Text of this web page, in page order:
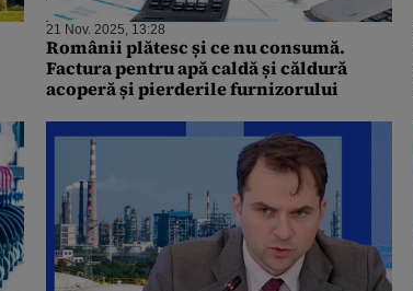
21 Nov. 2025, 13:28
Românii plătesc și ce nu consumă.
Factura pentru apă caldă și căldură
acoperă și pierderile furnizorului